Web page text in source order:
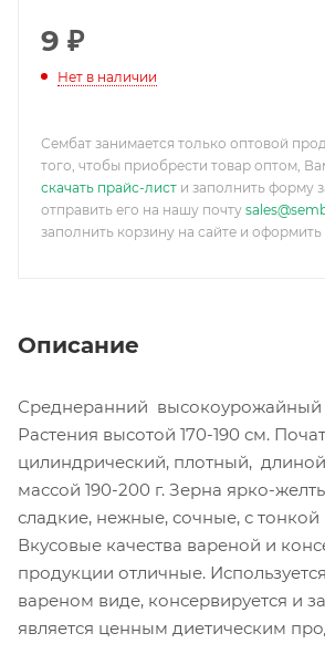
9 ₽
Нет в наличии
Сембат занимается только оптовой
того, чтобы приобрести товар оптом,
скачать прайс-лист и заполнить форму
отправить его на нашу почту
заполнить корзину на сайте и оформить
Описание
Среднеранний высокоурожайный
Растения высотой 170-190 см.
цилиндрический, плотный,
массой 190-200 г. Зерна ярко-
сладкие, нежные, сочные, с
Вкусовые качества вареной и
продукции отличные.
вареном виде, консервируется и
является ценным диетическим